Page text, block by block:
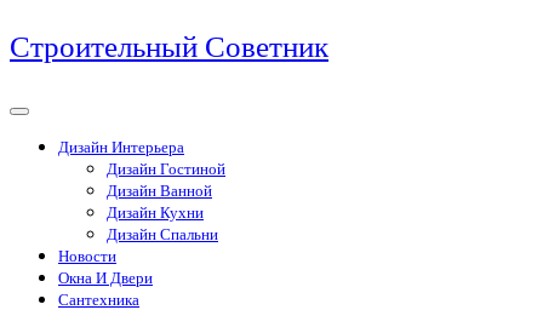
Перейти
к
Строительный Советник
Дизайн Интерьера
Дизайн Гостиной
Дизайн Ванной
Дизайн Кухни
Дизайн Спальни
Новости
Окна И Двери
Сантехника